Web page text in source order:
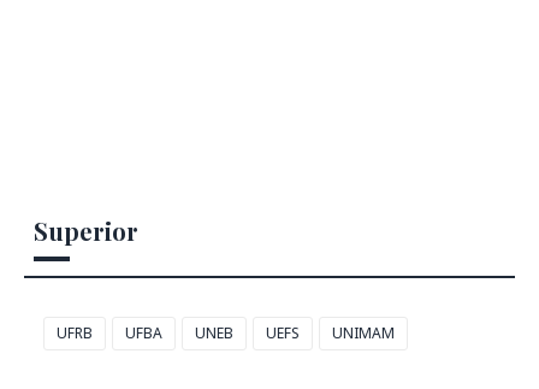
Superior
UFRB UFBA UNEB UEFS UNIMAM